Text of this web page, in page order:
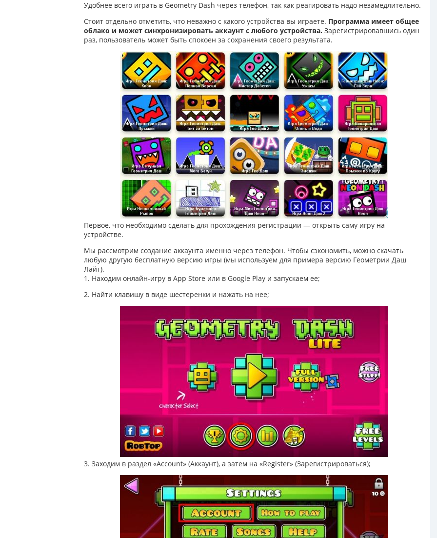
Удобнее всего играть в Geometry Dash через телефон, так как реагировать надо незамедлительно.
Стоит отдельно отметить, что неважно с какого устройства вы играете. Программа имеет общее
облако и может синхронизировать аккаунт с любого устройства. Зарегистрировавшись один
раз, пользователь может быть спокоен за сохранения своего результата.
Первое, что необходимо сделать для прохождения регистрации — открыть саму игру на
устройстве.
Мы рассмотрим создание аккаунта именно через телефон. Чтобы сэкономить, можно скачать
любую другую бесплатную версию игры (мы используем для примера версию Геометрии Даш
Лайт).
1. Находим онлайн-игру в App Store или в Google Play и запускаем ее;
2. Найти клавишу в виде шестеренки и нажать на нее;
3. Заходим в раздел «Account» (Аккаунт), а затем на «Register» (Зарегистрироваться);